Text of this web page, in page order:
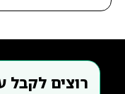
רוצים לקבל